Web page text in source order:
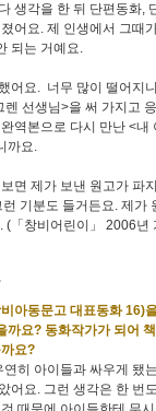
생각을 한 뒤 단편동화,
어요. 제 인생에서 그때
되는 거예요.
어요. 너무 많이 떨어지
선생님>을 써 가지고
역본으로 다시 만난 <
까요.
면 제가 보낸 원고가 파
기분도 들거든요. 제
(「창비어린이」 2006년
아동문고 대표동화 16)
까요? 동화작가가 되어
요?
히 아이들과 싸우게 됐
어요. 그런 생각은 한 번